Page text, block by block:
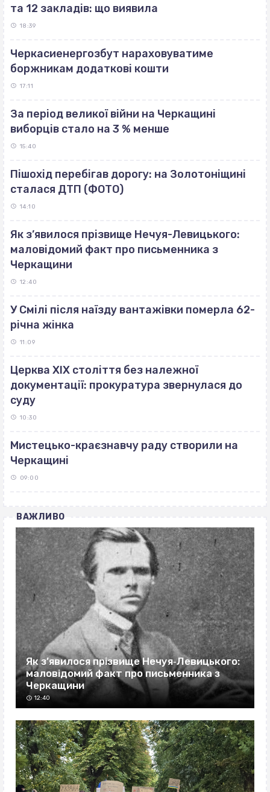
та 12 закладів: що виявила
18:39
Черкасиенергозбут нараховуватиме
боржникам додаткові кошти
17:11
За період великої війни на Черкащині
виборців стало на 3 % менше
15:40
Пішохід перебігав дорогу: на Золотоніщині
сталася ДТП (ФОТО)
14:10
Як з’явилося прізвище Нечуя-Левицького:
маловідомий факт про письменника з
Черкащини
12:40
У Смілі після наїзду вантажівки померла 62-
річна жінка
11:09
Церква ХІХ століття без належної
документації: прокуратура звернулася до
суду
10:30
Мистецько-краєзнавчу раду створили на
Черкащині
09:00
ВАЖЛИВО
Як з’явилося прізвище Нечуя‐Левицького:
маловідомий факт про письменника з
Черкащини
12:40